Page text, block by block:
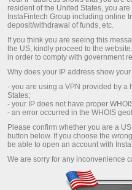
Abrir una
resident of the United States, you
InstaFintech Group including online
deposit/withdrawal of funds, etc.
If you think you are seeing this
the US, kindly proceed to the
in order to comply with government
Why does your IP address show
- you are using a VPN provided by a
States;
- your IP does not have proper
- an error occurred in the WHOIS
Please confirm whether you are a
button below. If you choose the
be able to open an account with
We are sorry for any inconvenience